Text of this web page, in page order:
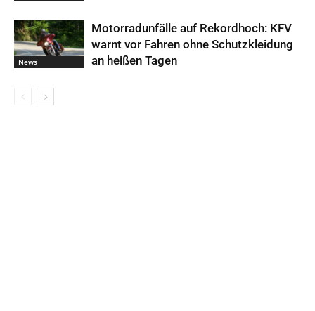
News
Motorradunfälle auf Rekordhoch: KFV
warnt vor Fahren ohne Schutzkleidung
an heißen Tagen